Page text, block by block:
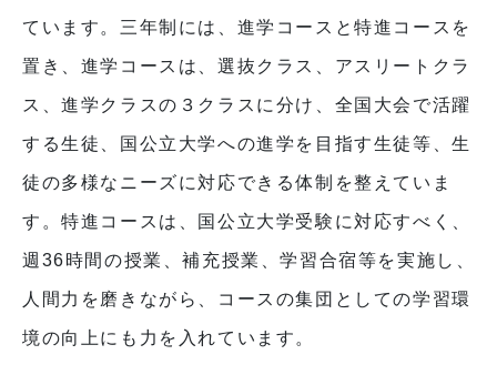
ています。三年制には、進学コースと特進コースを
置き、進学コースは、選抜クラス、アスリートクラ
ス、進学クラスの３クラスに分け、全国大会で活躍
する生徒、国公立大学への進学を目指す生徒等、生
徒の多様なニーズに対応できる体制を整えていま
す。特進コースは、国公立大学受験に対応すべく、
週36時間の授業、補充授業、学習合宿等を実施し、
人間力を磨きながら、コースの集団としての学習環
境の向上にも力を入れています。